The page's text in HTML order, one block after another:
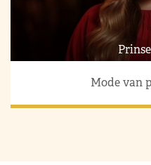
Mode van